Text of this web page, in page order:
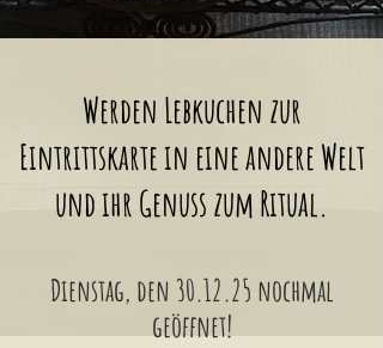
Werden Lebkuchen zur
Eintrittskarte in eine andere Welt
und ihr Genuss zum Ritual.
Dienstag, den 30.12.25 nochmal
geöffnet!